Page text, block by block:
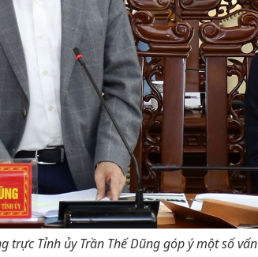
trực Tỉnh ủy Trần Thế Dũng góp ý một số